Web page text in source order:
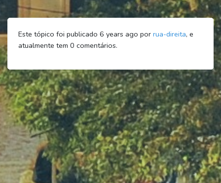
Este tópico foi publicado 6 years ago por rua-direita, e
atualmente tem 0 comentários.